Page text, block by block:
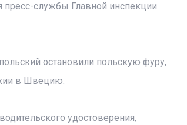
пресс-службы Главной инспекции
остановили польскую фуру,
в Швецию.
удостоверения,